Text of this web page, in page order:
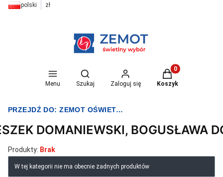
polski zł
Menu
Otwórz wyszukiwarkę
Szukaj Zaloguj się
Produkty w
Koszyk
PRZEJDŹ DO:ZEMOT OŚWIETLENIE I ELEKTRYKA
DOMANIEWSKI, BOGUSŁAWA
Produkty: Brak
Lista produktów
W tej kategorii nie ma obecnie żadnych produktów